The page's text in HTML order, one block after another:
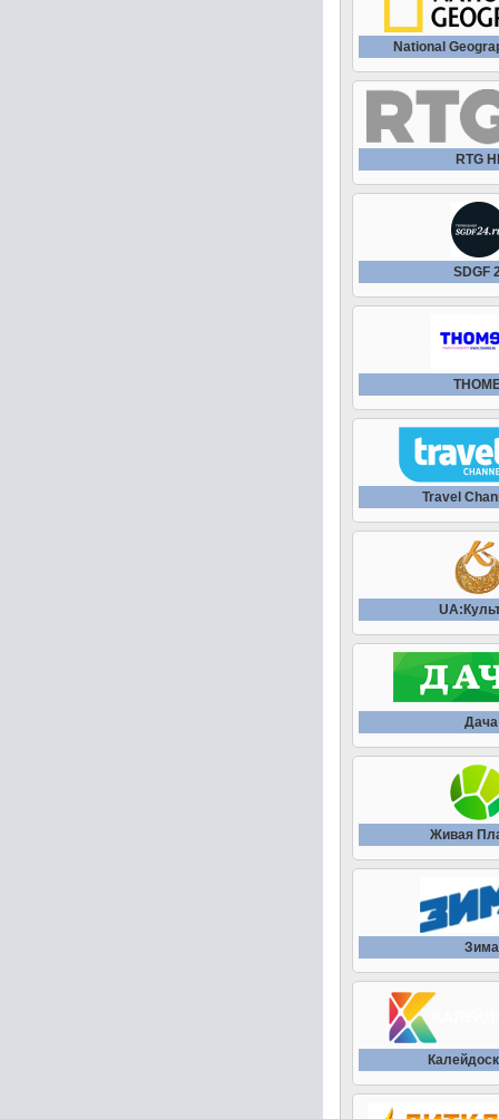
National
RTG
SDGF
Travel
Дача
Живая
Зима